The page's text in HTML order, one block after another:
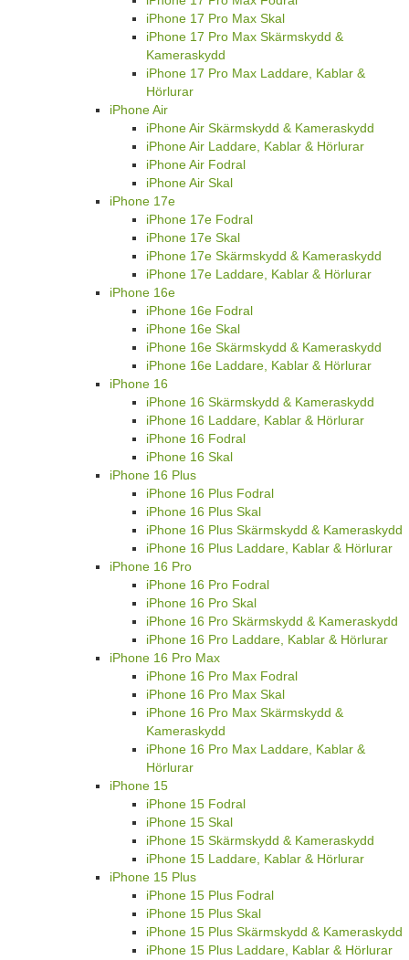
iPhone 17 Pro Max Skal
iPhone 17 Pro Max Skärmskydd &
Kameraskydd
iPhone 17 Pro Max Laddare, Kablar &
Hörlurar
iPhone Air
iPhone Air Skärmskydd & Kameraskydd
iPhone Air Laddare, Kablar & Hörlurar
iPhone Air Fodral
iPhone Air Skal
iPhone 17e
iPhone 17e Fodral
iPhone 17e Skal
iPhone 17e Skärmskydd & Kameraskydd
iPhone 17e Laddare, Kablar & Hörlurar
iPhone 16e
iPhone 16e Fodral
iPhone 16e Skal
iPhone 16e Skärmskydd & Kameraskydd
iPhone 16e Laddare, Kablar & Hörlurar
iPhone 16
iPhone 16 Skärmskydd & Kameraskydd
iPhone 16 Laddare, Kablar & Hörlurar
iPhone 16 Fodral
iPhone 16 Skal
iPhone 16 Plus
iPhone 16 Plus Fodral
iPhone 16 Plus Skal
iPhone 16 Plus Skärmskydd & Kameraskydd
iPhone 16 Plus Laddare, Kablar & Hörlurar
iPhone 16 Pro
iPhone 16 Pro Fodral
iPhone 16 Pro Skal
iPhone 16 Pro Skärmskydd & Kameraskydd
iPhone 16 Pro Laddare, Kablar & Hörlurar
iPhone 16 Pro Max
iPhone 16 Pro Max Fodral
iPhone 16 Pro Max Skal
iPhone 16 Pro Max Skärmskydd &
Kameraskydd
iPhone 16 Pro Max Laddare, Kablar &
Hörlurar
iPhone 15
iPhone 15 Fodral
iPhone 15 Skal
iPhone 15 Skärmskydd & Kameraskydd
iPhone 15 Laddare, Kablar & Hörlurar
iPhone 15 Plus
iPhone 15 Plus Fodral
iPhone 15 Plus Skal
iPhone 15 Plus Skärmskydd & Kameraskydd
iPhone 15 Plus Laddare, Kablar & Hörlurar